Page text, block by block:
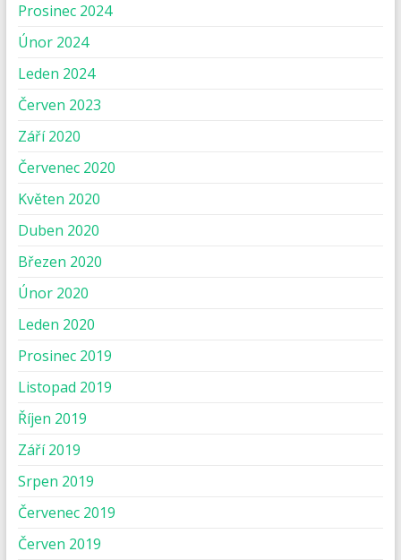
Prosinec 2024
Únor 2024
Leden 2024
Červen 2023
Září 2020
Červenec 2020
Květen 2020
Duben 2020
Březen 2020
Únor 2020
Leden 2020
Prosinec 2019
Listopad 2019
Říjen 2019
Září 2019
Srpen 2019
Červenec 2019
Červen 2019